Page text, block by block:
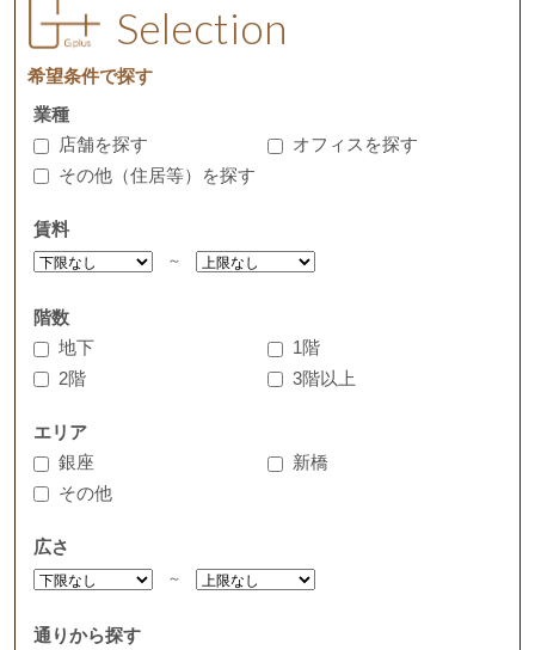
Selection
希望条件で探す
業種
店舗を探す
オフィスを探す
その他（住居等）を探す
賃料
～
階数
地下
1階
2階
3階以上
エリア
銀座
新橋
その他
広さ
～
通りから探す